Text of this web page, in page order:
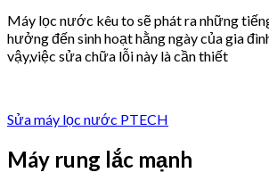
Máy lọc nước kêu to sẽ phát ra những
hưởng đến sinh hoạt hằng ngày của gia
vậy,việc sửa chữa lỗi này là cần thiết
Sửa máy lọc nước PTECH
Máy rung lắc mạnh